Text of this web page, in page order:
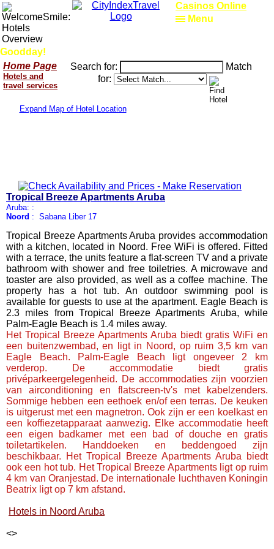
Goodday!
Casinos Online
Home Page
Hotels and
travel services
Search for:
Match
for:
Expand Map of Hotel Location
Tropical Breeze Apartments Aruba
Aruba: :
Noord : Sabana Liber 17
Tropical Breeze Apartments Aruba provides accommodation
with a kitchen, located in Noord. Free WiFi is offered. Fitted
with a terrace, the units feature a flat-screen TV and a private
bathroom with shower and free toiletries. A microwave and
toaster are also provided, as well as a coffee machine. The
property has a hot tub. An outdoor swimming pool is
available for guests to use at the apartment. Eagle Beach is
2.3 miles from Tropical Breeze Apartments Aruba, while
Palm-Eagle Beach is 1.4 miles away.
Het Tropical Breeze Apartments Aruba biedt gratis WiFi en
een buitenzwembad, en ligt in Noord, op ruim 3,5 km van
Eagle Beach. Palm-Eagle Beach ligt ongeveer 2 km
verderop. De accommodatie biedt gratis
privéparkeergelegenheid. De accommodaties zijn voorzien
van airconditioning en flatscreen-tv's met kabelzenders.
Sommige hebben een eethoek en/of een terras. De keuken
is uitgerust met een magnetron. Ook zijn er een koelkast en
een koffiezetapparaat aanwezig. Elke accommodatie heeft
een eigen badkamer met een bad of douche en gratis
toiletartikelen. Handdoeken en beddengoed zijn
beschikbaar. Het Tropical Breeze Apartments Aruba biedt
ook een hot tub. Het Tropical Breeze Apartments ligt op ruim
4 km van Oranjestad. De internationale luchthaven Koningin
Beatrix ligt op 7 km afstand.
Hotels in Noord Aruba
<>
Menu